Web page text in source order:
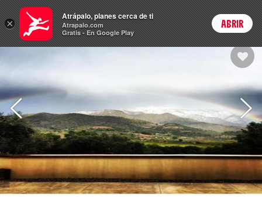
Hoteles Precios en
ARSCambiar moneda
Login
×
Atrápalo, planes cerca de ti
Atrapalo.com
Gratis - En Google Play
ABRIR